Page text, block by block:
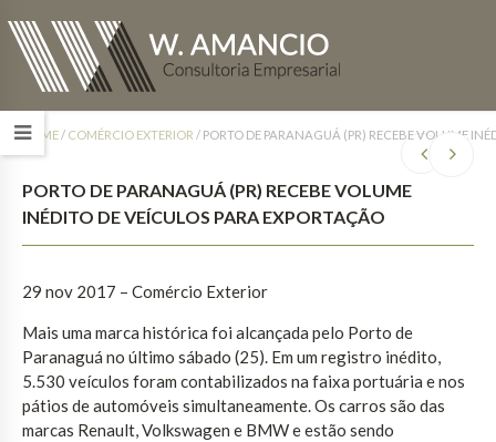
HOME/ COMÉRCIO EXTERIOR / PORTO DE PARANAGUÁ (PR) RECEBE VOLUME
PORTO DE PARANAGUÁ (PR) RECEBE VOLUME
INÉDITO DE VEÍCULOS PARA EXPORTAÇÃO
29 nov 2017 – Comércio Exterior
Mais uma marca histórica foi alcançada pelo Porto de
Paranaguá no último sábado (25). Em um registro inédito,
5.530 veículos foram contabilizados na faixa portuária e nos
pátios de automóveis simultaneamente. Os carros são das
marcas Renault, Volkswagen e BMW e estão sendo